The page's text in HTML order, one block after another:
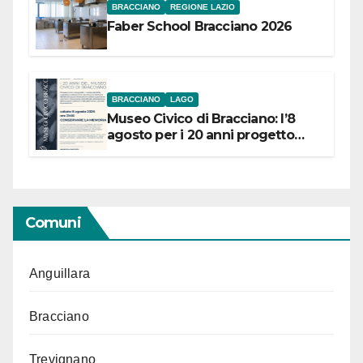
BRACCIANO REGIONE LAZIO
Faber School Bracciano 2026
BRACCIANO LAGO
Museo Civico di Bracciano: l’8
agosto per i 20 anni progetto
Comuni
Anguillara
Bracciano
Trevignano